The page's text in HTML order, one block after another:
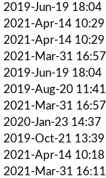
2019-Jun-19 18:04
2021-Apr-14 10:29
2021-Apr-14 10:29
2021-Mar-31 16:57
2019-Jun-19 18:04
2019-Aug-20 11:41
2021-Mar-31 16:57
2020-Jan-23 14:37
2019-Oct-21 13:39
2021-Apr-14 10:18
2021-Mar-31 16:11